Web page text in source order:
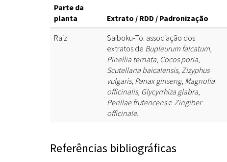
Parte da
planta
Extrato / RDD / Padronização
Raiz
Saiboku-To: associação dos
extratos de Bupleurum falcatum,
Pinellia ternata, Cocos poria,
Scutellaria baicalensis, Zizyphus
vulgaris, Panax ginseng, Magnolia
officinalis, Glycyrrhiza glabra,
Perillae frutencense Zingiber
officinale.
Referências bibliográficas